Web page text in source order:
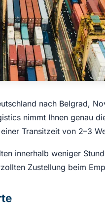
nach Belgrad,
nimmt Ihnen genau
Transitzeit von 2–3
innerhalb weniger
Zustellung beim